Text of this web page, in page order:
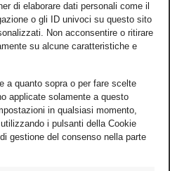
di elaborare dati personali come il
o gli ID univoci su questo sito
Non acconsentire o ritirare
su alcune caratteristiche e
a quanto sopra o per fare scelte
applicate solamente a questo
in qualsiasi momento,
i pulsanti della Cookie
gestione del consenso nella parte